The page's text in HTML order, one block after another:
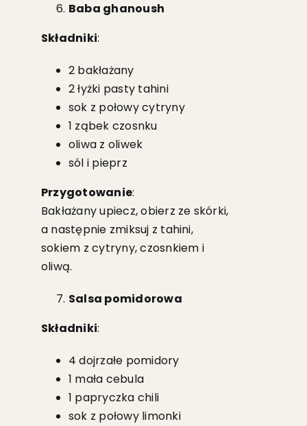
Baba ghanoush
Składniki:
2 bakłażany
2 łyżki pasty tahini
sok z połowy cytryny
1 ząbek czosnku
oliwa z oliwek
sól i pieprz
Przygotowanie:
Bakłażany upiecz, obierz ze skórki,
a następnie zmiksuj z tahini,
sokiem z cytryny, czosnkiem i
oliwą.
Salsa pomidorowa
Składniki:
4 dojrzałe pomidory
1 mała cebula
1 papryczka chili
sok z połowy limonki